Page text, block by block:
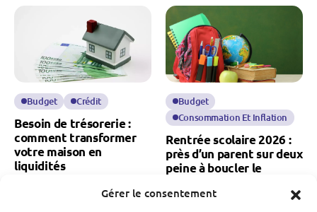
Gérer le consentement
Budget Crédit
Besoin de trésorerie :
comment transformer
votre maison en
liquidités
Budget
Consommation Et Inflation
Rentrée scolaire 2026 :
près d’un parent sur deux
peine à boucler le